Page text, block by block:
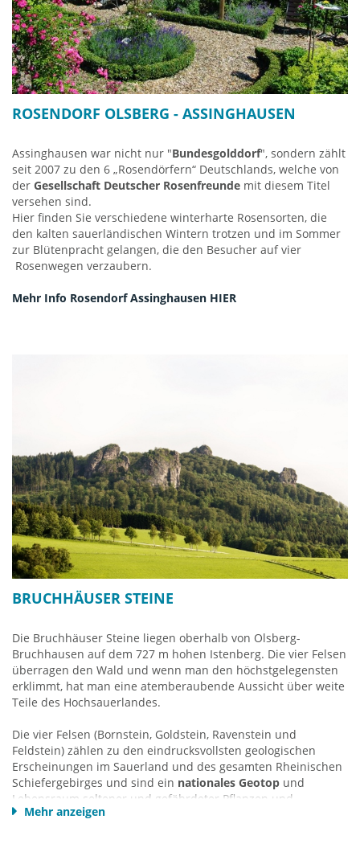
ROSENDORF OLSBERG - ASSINGHAUSEN
Assinghausen war nicht nur "Bundesgolddorf", sondern zählt
seit 2007 zu den 6 „Rosendörfern“ Deutschlands, welche von
der Gesellschaft Deutscher Rosenfreunde mit diesem Titel
versehen sind.
Hier finden Sie verschiedene winterharte Rosensorten, die
den kalten sauerländischen Wintern trotzen und im Sommer
zur Blütenpracht gelangen, die den Besucher auf vier
Rosenwegen verzaubern.
Mehr Info Rosendorf Assinghausen HIER
BRUCHHÄUSER STEINE
Die Bruchhäuser Steine liegen oberhalb von Olsberg-
Bruchhausen auf dem 727 m hohen Istenberg. Die vier Felsen
überragen den Wald und wenn man den höchstgelegensten
erklimmt, hat man eine atemberaubende Aussicht über weite
Teile des Hochsauerlandes.
Die vier Felsen (Bornstein, Goldstein, Ravenstein und
Feldstein) zählen zu den eindrucksvollsten geologischen
Erscheinungen im Sauerland und des gesamten Rheinischen
Schiefergebirges und sind ein nationales Geotop und
Lebensraum seltener und gefährdeter Pflanzen und
Vogelarten, u.a. des Wanderfalken. Sie sind Rückzugsgebiet
Mehr anzeigen